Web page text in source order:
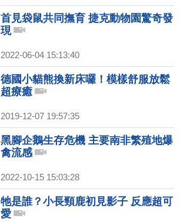
首見袋鼠共同撫育 捷克動物園驚奇發
現
2022-06-04 15:13:40
德國小貓熊換新床囉！模樣舒服放鬆
超療癒
2019-12-07 19:57:35
黑腳企鵝生存危機 主要南非繁殖地爆
禽流感
2022-10-15 15:03:28
牠是誰？小長頸鹿初見影子 反應超可
愛